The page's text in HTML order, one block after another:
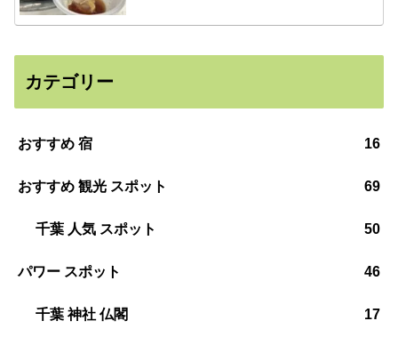
カテゴリー
おすすめ 宿 16
おすすめ 観光 スポット 69
千葉 人気 スポット 50
パワー スポット 46
千葉 神社 仏閣 17